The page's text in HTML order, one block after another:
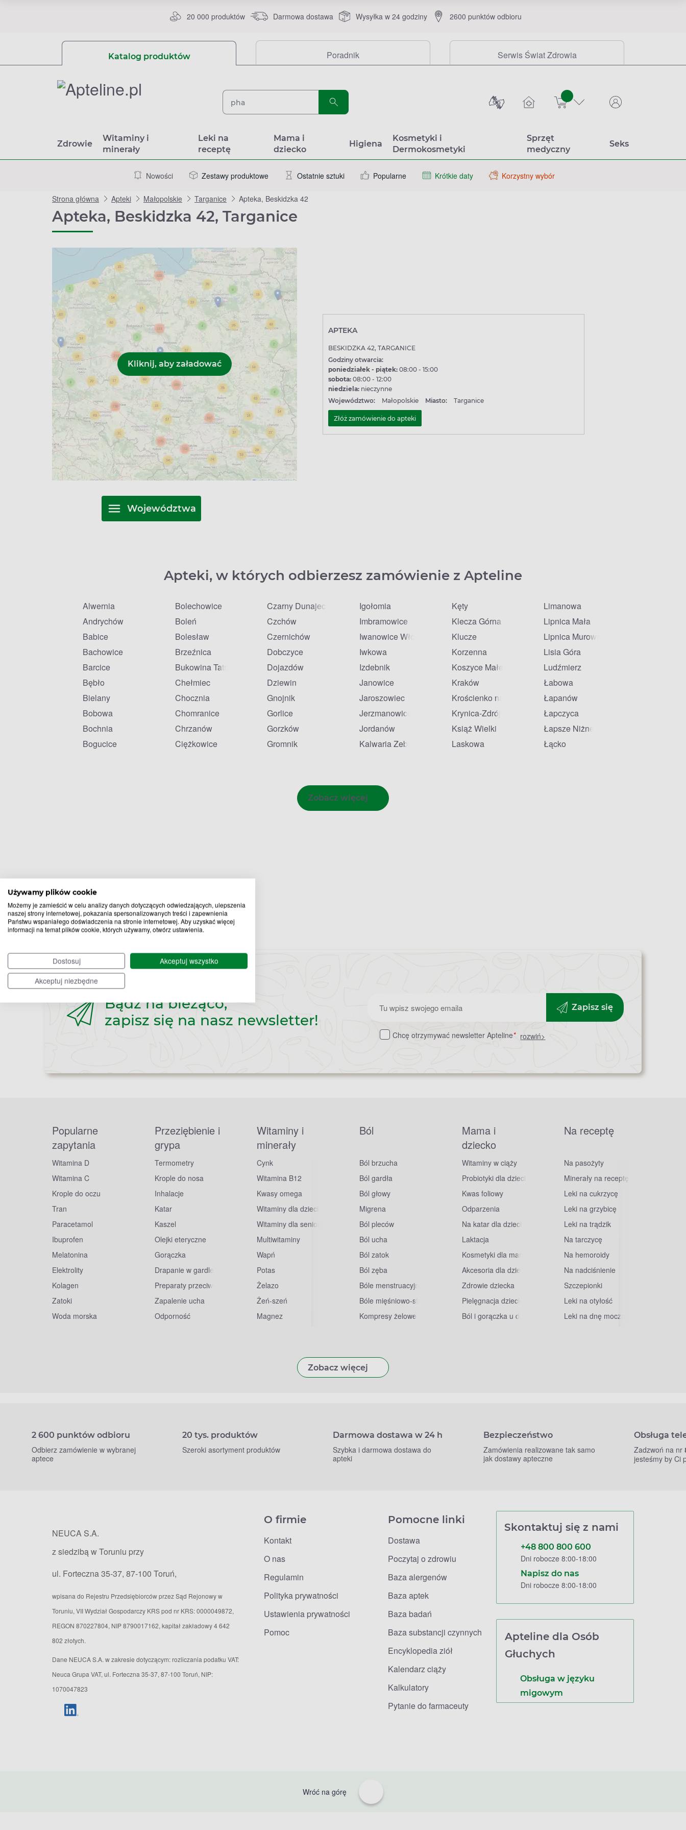
Używamy plików cookie
Możemy je zamieścić w celu analizy danych dotyczących odwiedzających, ulepszenia
naszej strony internetowej, pokazania spersonalizowanych treści i zapewnienia
Państwu wspaniałego doświadczenia na stronie internetowej. Aby uzyskać więcej
informacji na temat plików cookie, których używamy, otwórz ustawienia.
Dostosuj
Akceptuj wszystko
Akceptuj niezbędne
20 000 produktów Darmowa dostawa Wysyłka w 24 godziny 2600 punktów odbioru
Katalog produktów Poradnik Serwis Świat Zdrowia
sztuk
Zdrowie
Witaminy i
minerały
Leki na
receptę
Mama i
dziecko
Higiena
Kosmetyki i
Dermokosmetyki
Sprzęt
medyczny
Seks
Nowości Zestawy produktowe Ostatnie sztuki Popularne Krótkie daty Korzystny wybór
Strona główna Apteki Małopolskie Targanice Apteka, Beskidzka 42
Apteka, Beskidzka 42, Targanice
APTEKA
BESKIDZKA 42, TARGANICE
Godziny otwarcia:
poniedziałek - piątek: 08:00 - 15:00
sobota: 08:00 - 12:00
niedziela: nieczynne
Województwo:
Małopolskie Miasto: Targanice
Złóż zamówienie do apteki
Województwa
Apteki, w których odbierzesz zamówienie z Apteline
Alwernia
Andrychów
Babice
Bachowice
Barcice
Bębło
Bielany
Bobowa
Bochnia
Bogucice
Bolechowice
Boleń
Bolesław
Brzeźnica
Bukowina Tatrzańska
Chełmiec
Chocznia
Chomranice
Chrzanów
Ciężkowice
Czarny Dunajec
Czchów
Czernichów
Dobczyce
Dojazdów
Dziewin
Gnojnik
Gorlice
Gorzków
Gromnik
Igołomia
Imbramowice
Iwanowice Włościańskie
Iwkowa
Izdebnik
Janowice
Jaroszowiec
Jerzmanowice
Jordanów
Kalwaria Zebrzydowska
Kęty
Klecza Górna
Klucze
Korzenna
Koszyce Małe
Kraków
Krościenko nad Dunajcem
Krynica-Zdrój
Książ Wielki
Laskowa
Limanowa
Lipnica Mała
Lipnica Murowana
Lisia Góra
Ludźmierz
Łabowa
Łapanów
Łapczyca
Łapsze Niżne
Łącko
Zobacz więcej
Bądź na bieżąco,
zapisz się na nasz newsletter!
Zapisz
do
Zapisz się
Chcę otrzymywać newsletter Apteline* rozwiń>
Popularne
zapytania
Witamina D
Witamina C
Krople do oczu
Tran
Paracetamol
Ibuprofen
Melatonina
Elektrolity
Kolagen
Zatoki
Woda morska
Przeziębienie i
grypa
Termometry
Krople do nosa
Inhalacje
Katar
Kaszel
Olejki eteryczne
Gorączka
Drapanie w gardle
Preparaty przeciwwirusowe
Zapalenie ucha
Odporność
Witaminy i
minerały
Cynk
Witamina B12
Kwasy omega
Witaminy dla dzieci
Witaminy dla seniorów
Multiwitaminy
Wapń
Potas
Żelazo
Żeń-szeń
Magnez
Ból
Ból brzucha
Ból gardła
Ból głowy
Migrena
Ból pleców
Ból ucha
Ból zatok
Ból zęba
Bóle menstruacyjne
Bóle mięśniowo-stawowe
Kompresy żelowe
Mama i
dziecko
Witaminy w ciąży
Probiotyki dla dzieci
Kwas foliowy
Odparzenia
Na katar dla dzieci
Laktacja
Kosmetyki dla mam
Akcesoria dla dzieci
Zdrowie dziecka
Pielęgnacja dziecka
Ból i gorączka u dzieci
Na receptę
Na pasożyty
Minerały na receptę
Leki na cukrzycę
Leki na grzybicę
Leki na trądzik
Na tarczycę
Na hemoroidy
Na nadciśnienie
Szczepionki
Leki na otyłość
Leki na dnę moczanową
Zobacz więcej
2 600 punktów odbioru
Odbierz zamówienie w wybranej
aptece
20 tys. produktów
Szeroki asortyment produktów
Darmowa dostawa w 24 h
Szybka i darmowa dostawa do
apteki
Bezpieczeństwo
Zamówienia realizowane tak samo
jak dostawy apteczne
Obsługa
Zadzwoń na nr
jesteśmy by Ci
NEUCA S.A.
z siedzibą w Toruniu przy
ul. Forteczna 35-37, 87-100 Toruń,
wpisana do Rejestru Przedsiębiorców przez Sąd Rejonowy w
Toruniu, VII Wydział Gospodarczy KRS pod nr KRS: 0000049872,
REGON 870227804, NIP 8790017162, kapitał zakładowy 4 642
802 złotych.
Dane NEUCA S.A. w zakresie dotyczącym: rozliczania podatku VAT:
Neuca Grupa VAT, ul. Forteczna 35-37, 87-100 Toruń, NIP:
1070047823
O firmie
Kontakt
O nas
Regulamin
Polityka prywatności
Ustawienia prywatności
Pomoc
Pomocne linki
Dostawa
Poczytaj o zdrowiu
Baza alergenów
Baza aptek
Baza badań
Baza substancji czynnych
Encyklopedia ziół
Kalendarz ciąży
Kalkulatory
Pytanie do farmaceuty
Skontaktuj się z nami
+48 800 800 600
Dni robocze 8:00-18:00
Napisz do nas
Dni robocze 8:00-18:00
Apteline dla Osób
Głuchych
Obsługa w języku
migowym
Wróć na górę